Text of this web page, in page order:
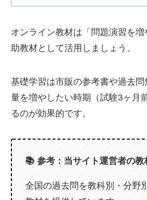
オンライン教材は「問題演習を
助教材として活用しましょう。
基礎学習は市販の参考書や過去
量を増やしたい時期（試験3ヶ月
るのが効果的です。
📚 参考：当サイト運営者の教
全国の過去問を教科別・分野